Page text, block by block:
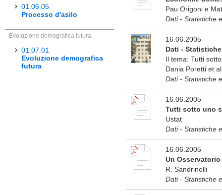
01.06.05
Processo d'asilo
Evoluzione demografica futura
01.07.01
Evoluzione demografica
futura
Pau Origoni e
Dati - Statistiche
16.06.2005
Dati -
Il tema: Tutti
Dania Poretti et
Dati - Statistiche
16.06.2005
Tutti sotto uno
Ustat
Dati - Statistiche
16.06.2005
Un
R. Sandrinelli
Dati - Statistiche